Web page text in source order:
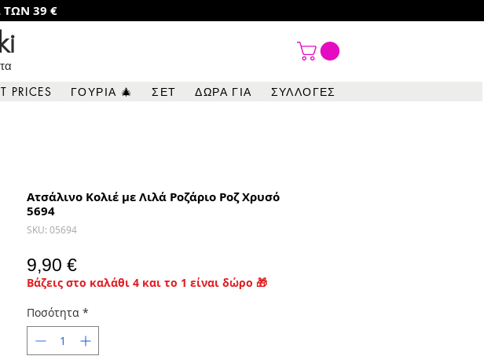
39 €
PRICES ΓΟΥΡΙΑ 🎄 ΣΕΤ ΔΩΡΑ ΓΙΑ ΣΥΛΛΟΓΕΣ
Aτσάλινo Κολιέ με Λιλά Ροζάριο Ροζ Χρυσό
5694
SKU: 05694
9,90 €Τιμή
Βάζεις στο καλάθι 4 και το 1 είναι δώρο 🎁
Ποσότητα *